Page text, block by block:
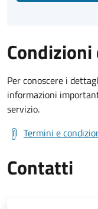
Per conoscere i
informazioni
servizio.
Termini e
Contatti